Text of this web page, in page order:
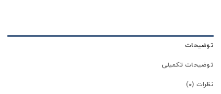
توضیحات
توضیحات تکمیلی
نظرات (0)